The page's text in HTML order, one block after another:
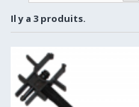
Il y a 3 produits.